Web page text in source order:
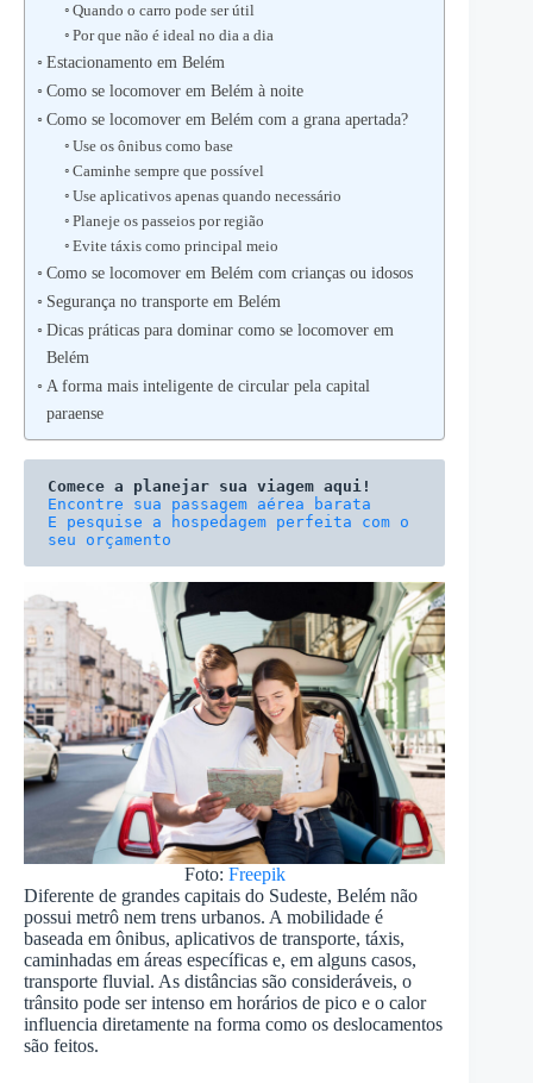
Quando o carro pode ser útil
Por que não é ideal no dia a dia
Estacionamento em Belém
Como se locomover em Belém à noite
Como se locomover em Belém com a grana apertada?
Use os ônibus como base
Caminhe sempre que possível
Use aplicativos apenas quando necessário
Planeje os passeios por região
Evite táxis como principal meio
Como se locomover em Belém com crianças ou idosos
Segurança no transporte em Belém
Dicas práticas para dominar como se locomover em
Belém
A forma mais inteligente de circular pela capital
paraense
Comece a planejar sua viagem aqui!
E pesquise a hospedagem perfeita com o
seu orçamento
Foto: Freepik
Diferente de grandes capitais do Sudeste, Belém não
possui metrô nem trens urbanos. A mobilidade é
baseada em ônibus, aplicativos de transporte, táxis,
caminhadas em áreas específicas e, em alguns casos,
transporte fluvial. As distâncias são consideráveis, o
trânsito pode ser intenso em horários de pico e o calor
influencia diretamente na forma como os deslocamentos
são feitos.